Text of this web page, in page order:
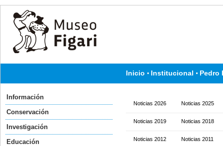
Inicio Institucional Pedro
Información
Conservación
Investigación
Educación
Noticias 2026 Noticias 2025
Noticias 2019 Noticias 2018
Noticias 2012 Noticias 2011